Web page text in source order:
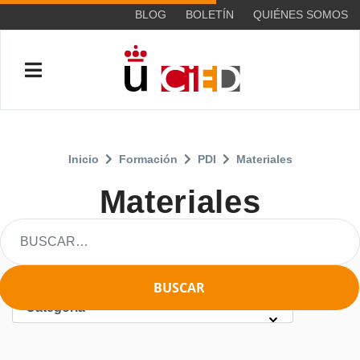
BLOG BOLETÍN QUIÉNES SOMOS
Materiales
Inicio Formación PDI Materiales
BUSCAR